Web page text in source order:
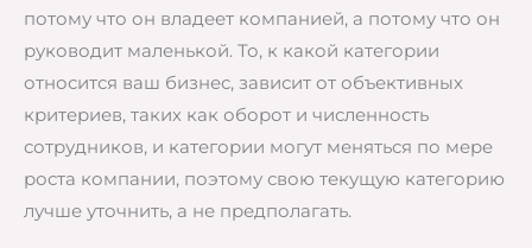
потому что он владеет компанией, а потому что он
руководит маленькой. То, к какой категории
относится ваш бизнес, зависит от объективных
критериев, таких как оборот и численность
сотрудников, и категории могут меняться по мере
роста компании, поэтому свою текущую категорию
лучше уточнить, а не предполагать.